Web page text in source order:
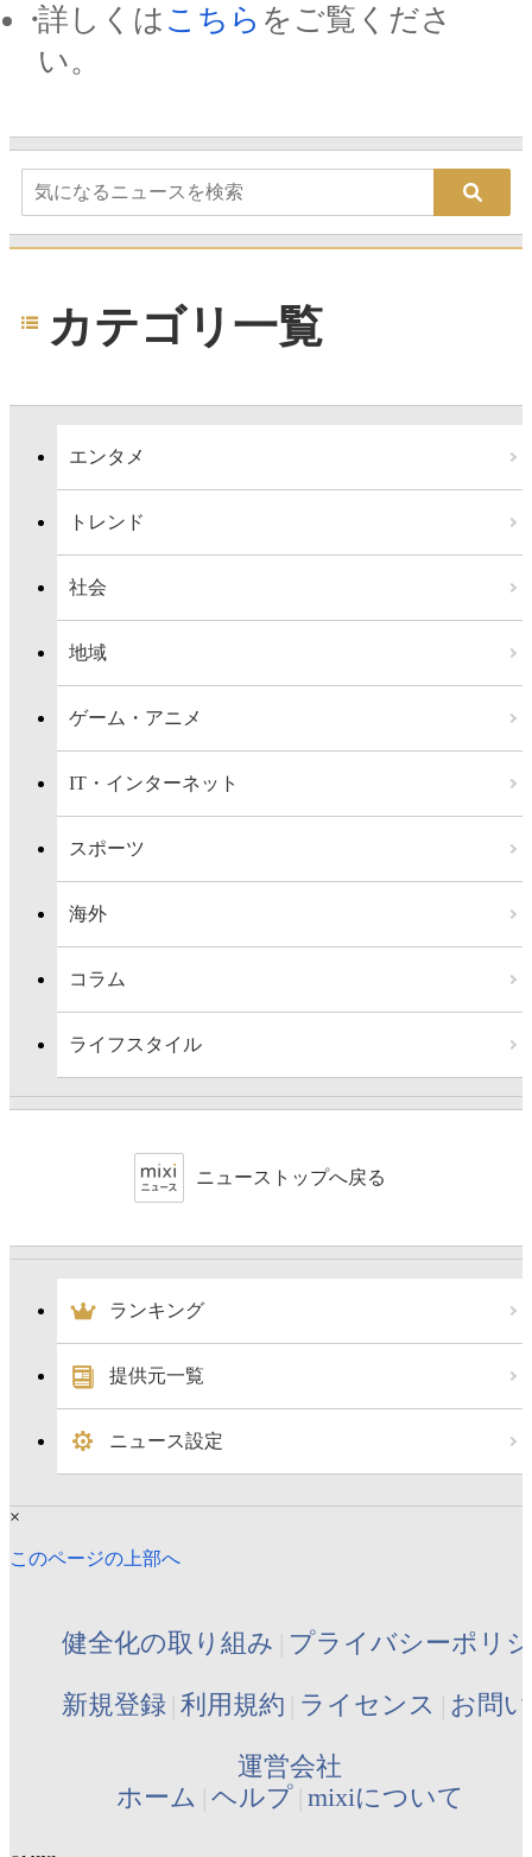
詳しくは こちら をご覧くださ
い。
カテゴリ一覧
エンタメ
トレンド
社会
地域
ゲーム・アニメ
IT・インターネット
スポーツ
海外
コラム
ライフスタイル
ニューストップへ戻る
ランキング
提供元一覧
ニュース設定
×
このページの上部へ
健全化の取り組み プライバシーポリ
新規登録 利用規約 ライセンス お問
運営会社
ホーム ヘルプ mixiについて